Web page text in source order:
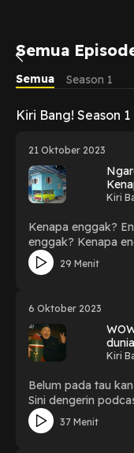
Semua
Semua
Season 1
Kiri Bang! Season 1
21 Oktober 2023
Kiri
Kenapa enggak?
enggak? Kenapa
29 Menit
6 Oktober 2023
Kiri
Belum pada tau
Sini dengerin
37 Menit